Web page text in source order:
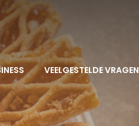
VEELGESTELDE VRAGEN